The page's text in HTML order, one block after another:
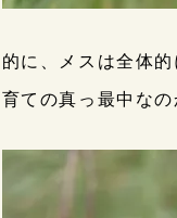
に、メスは全体
ての真っ最中な